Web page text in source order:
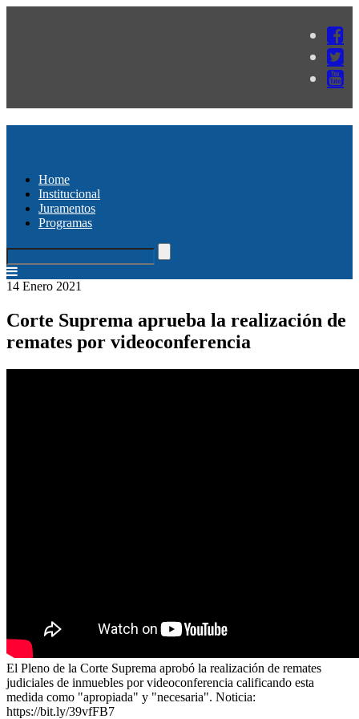
Home
Institucional
Juramentos
Programas
14 Enero 2021
Corte Suprema aprueba la realización de
remates por videoconferencia
El Pleno de la Corte Suprema aprobó la realización de remates
judiciales de inmuebles por videoconferencia calificando esta
medida como "apropiada" y "necesaria". Noticia:
https://bit.ly/39vfFB7